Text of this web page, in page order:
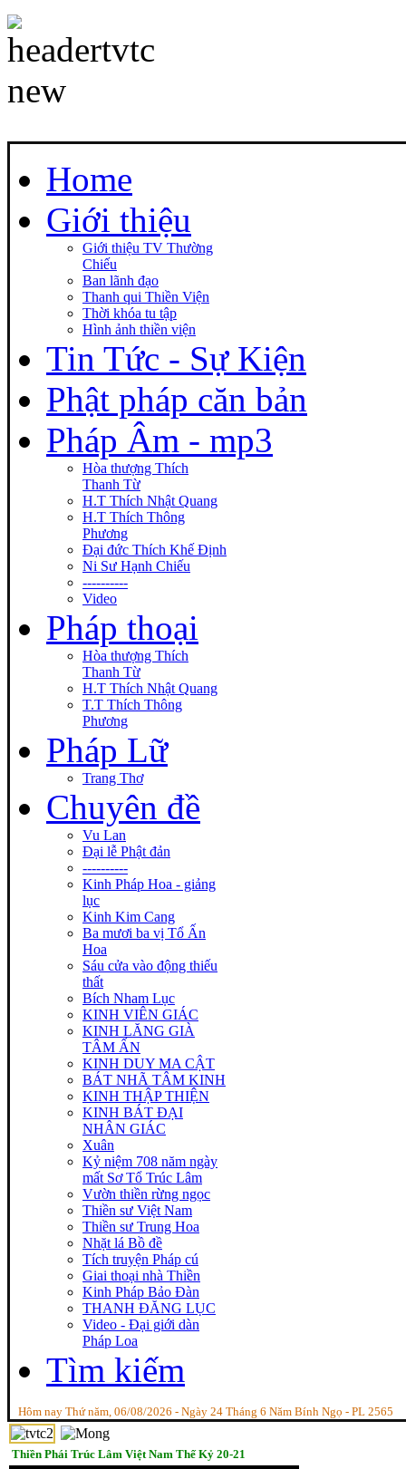
Home
Giới thiệu
Giới thiệu TV Thường
Chiếu
Ban lãnh đạo
Thanh qui Thiền Viện
Thời khóa tu tập
Hình ảnh thiền viện
Tin Tức - Sự Kiện
Phật pháp căn bản
Pháp Âm - mp3
Hòa thượng Thích
Thanh Từ
H.T Thích Nhật Quang
H.T Thích Thông
Phương
Đại đức Thích Khế Định
Ni Sư Hạnh Chiếu
----------
Video
Pháp thoại
Hòa thượng Thích
Thanh Từ
H.T Thích Nhật Quang
T.T Thích Thông
Phương
Pháp Lữ
Trang Thơ
Chuyên đề
Vu Lan
Đại lễ Phật đản
----------
Kinh Pháp Hoa - giảng
lục
Kinh Kim Cang
Ba mươi ba vị Tổ Ấn
Hoa
Sáu cửa vào động thiếu
thất
Bích Nham Lục
KINH VIÊN GIÁC
KINH LĂNG GIÀ
TÂM ẤN
KINH DUY MA CẬT
BÁT NHÃ TÂM KINH
KINH THẬP THIỆN
KINH BÁT ĐẠI
NHÂN GIÁC
Xuân
Kỷ niệm 708 năm ngày
mất Sơ Tổ Trúc Lâm
Vườn thiền rừng ngọc
Thiền sư Việt Nam
Thiền sư Trung Hoa
Nhặt lá Bồ đề
Tích truyện Pháp cú
Giai thoại nhà Thiền
Kinh Pháp Bảo Đàn
THANH ĐĂNG LỤC
Video - Đại giới dàn
Pháp Loa
Tìm kiếm
Hôm nay Thứ năm, 06/08/2026 - Ngày 24 Tháng 6 Năm Bính Ngọ - PL 2565
“Tinh cần giữa phóng dật, Tỉnh
Thiền Phái Trúc Lâm Việt Nam Thế Kỷ 20-21